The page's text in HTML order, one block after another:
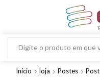
Início loja Postes